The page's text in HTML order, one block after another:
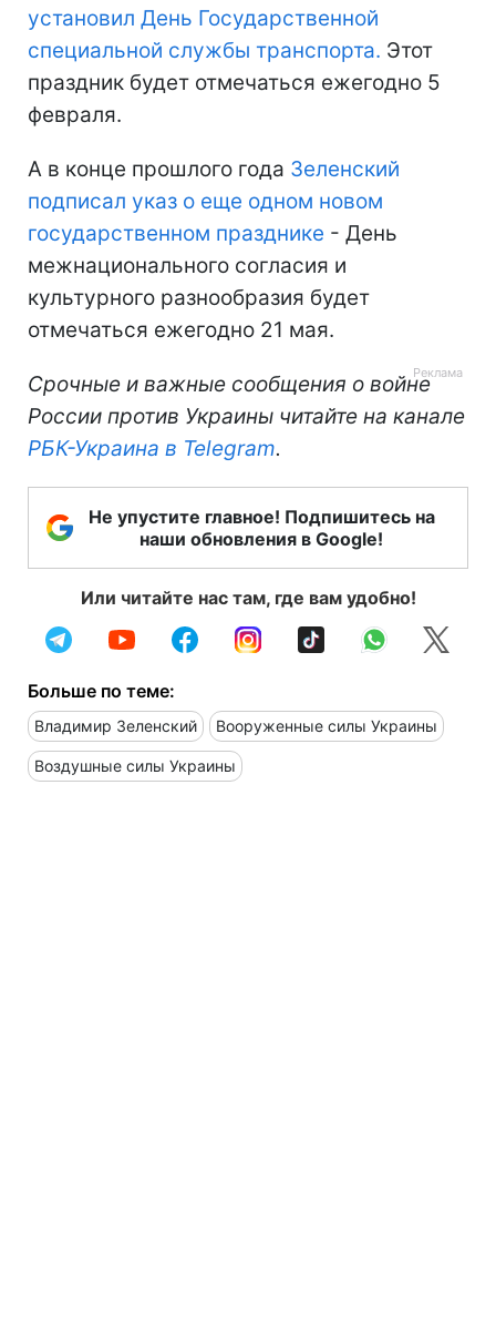
установил День Государственной
специальной службы транспорта. Этот
праздник будет отмечаться ежегодно 5
февраля.
А в конце прошлого года Зеленский
подписал указ о еще одном новом
государственном празднике - День
межнационального согласия и
культурного разнообразия будет
отмечаться ежегодно 21 мая.
Срочные и важные сообщения о войне
России против Украины читайте на канале
РБК-Украина в Telegram.
Не упустите главное! Подпишитесь на
наши обновления в Google!
Или читайте нас там, где вам удобно!
Больше по теме:
Владимир Зеленский Вооруженные силы Украины
Воздушные силы Украины